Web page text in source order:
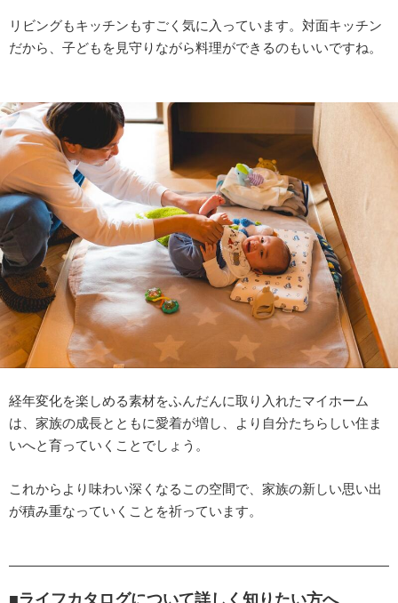
リビングもキッチンもすごく気に入っています。対面キッチン
だから、子どもを見守りながら料理ができるのもいいですね。
経年変化を楽しめる素材をふんだんに取り入れたマイホーム
は、家族の成長とともに愛着が増し、より自分たちらしい住ま
いへと育っていくことでしょう。
これからより味わい深くなるこの空間で、家族の新しい思い出
が積み重なっていくことを祈っています。